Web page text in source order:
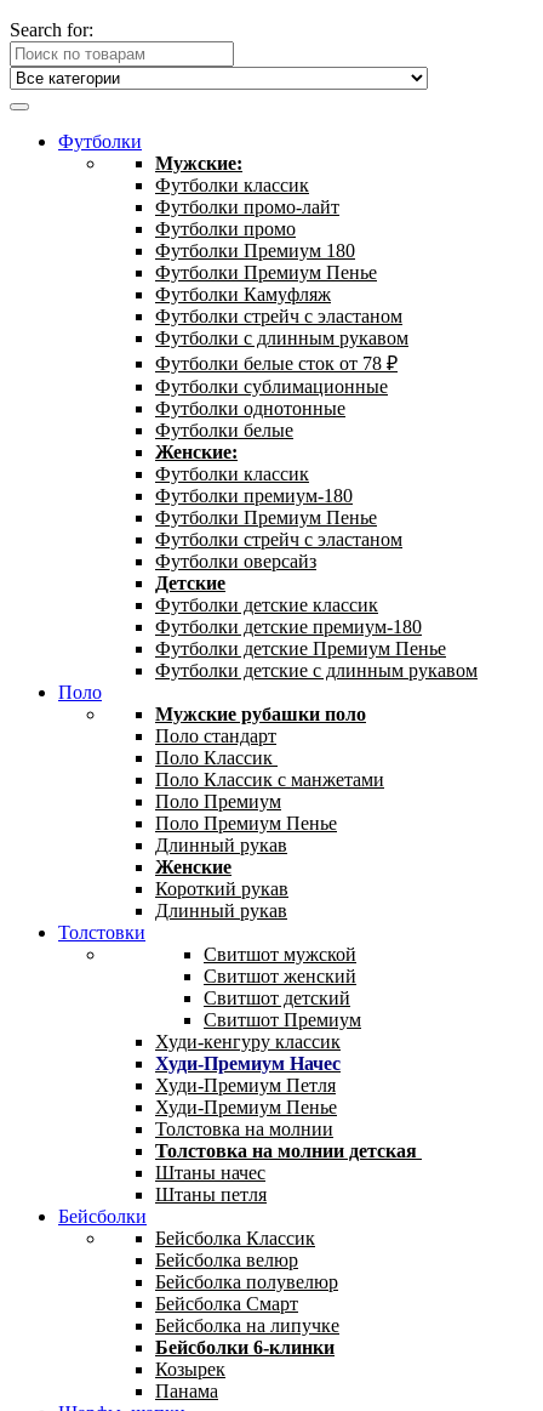
Search for:
Футболки
Мужские:
Футболки классик
Футболки промо-лайт
Футболки промо
Футболки Премиум 180
Футболки Премиум Пенье
Футболки Камуфляж
Футболки стрейч с эластаном
Футболки с длинным рукавом
Футболки белые сток от 78 ₽
Футболки сублимационные
Футболки однотонные
Футболки белые
Женские:
Футболки классик
Футболки премиум-180
Футболки Премиум Пенье
Футболки стрейч с эластаном
Футболки оверсайз
Детские
Футболки детские классик
Футболки детские премиум-180
Футболки детские Премиум Пенье
Футболки детские с длинным рукавом
Поло
Мужские рубашки поло
Поло стандарт
Поло Классик
Поло Классик с манжетами
Поло Премиум
Поло Премиум Пенье
Длинный рукав
Женские
Короткий рукав
Длинный рукав
Толстовки
Свитшот мужской
Свитшот женский
Свитшот детский
Свитшот Премиум
Худи-кенгуру классик
Худи-Премиум Начес
Худи-Премиум Петля
Худи-Премиум Пенье
Толстовка на молнии
Толстовка на молнии детская
Штаны начес
Штаны петля
Бейсболки
Бейсболка Классик
Бейсболка велюр
Бейсболка полувелюр
Бейсболка Смарт
Бейсболка на липучке
Бейсболки 6-клинки
Козырек
Панама